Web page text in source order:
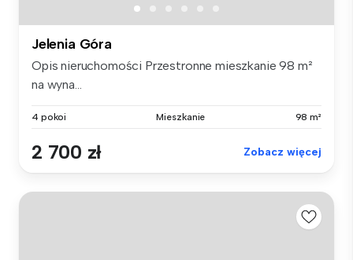
Jelenia Góra
Opis nieruchomości Przestronne mieszkanie 98 m²
na wyna...
4 pokoi Mieszkanie 98 m²
2 700 zł Zobacz więcej